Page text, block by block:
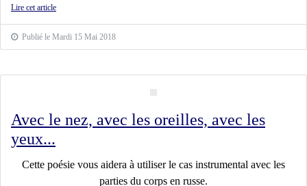
Lire cet article
Publié le Mardi 15 Mai 2018
Avec le nez, avec les oreilles, avec les
yeux...
Cette poésie vous aidera à utiliser le cas instrumental avec les
parties du corps en russe.